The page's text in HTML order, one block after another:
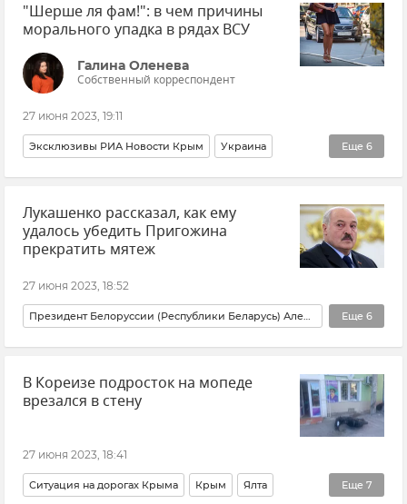
Новости Крыма Городская среда
"Шерше ля фам!": в чем причины
морального упадка в рядах ВСУ
Галина Оленева
Собственный корреспондент
27 июня 2023, 19:11
Еще 6
Эксклюзивы РИА Новости Крым Украина
ВСУ (Вооруженные силы Украины) Польша
Владимир Рогов Мнения Общество Авторы
Лукашенко рассказал, как ему
удалось убедить Пригожина
прекратить мятеж
27 июня 2023, 18:52
Еще 6
Белоруссия Евгений Пригожин ЧВК "Вагнер"
Попытка вооруженного мятежа в России Новости
Россия
В Кореизе подросток на мопеде
врезался в стену
27 июня 2023, 18:41
Еще 7
Ситуация на дорогах Крыма Крым Ялта